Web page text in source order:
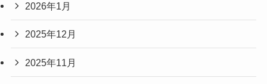
2026年1月
2025年12月
2025年11月